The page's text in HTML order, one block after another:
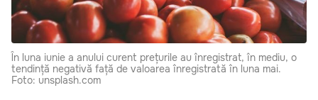
În luna iunie a anului curent prețurile au înregistrat, în mediu, o
tendință negativă față de valoarea înregistrată în luna mai.
Foto: unsplash.com